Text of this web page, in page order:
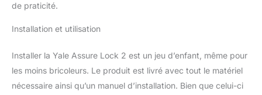
afin que vous puissiez
proactive. Ne vous
inquiétez plus de
de praticité.
Installation et utilisation
Installer la Yale Assure Lock 2 est un jeu d’enfant, même pour
les moins bricoleurs. Le produit est livré avec tout le matériel
nécessaire ainsi qu’un manuel d’installation. Bien que celui-ci